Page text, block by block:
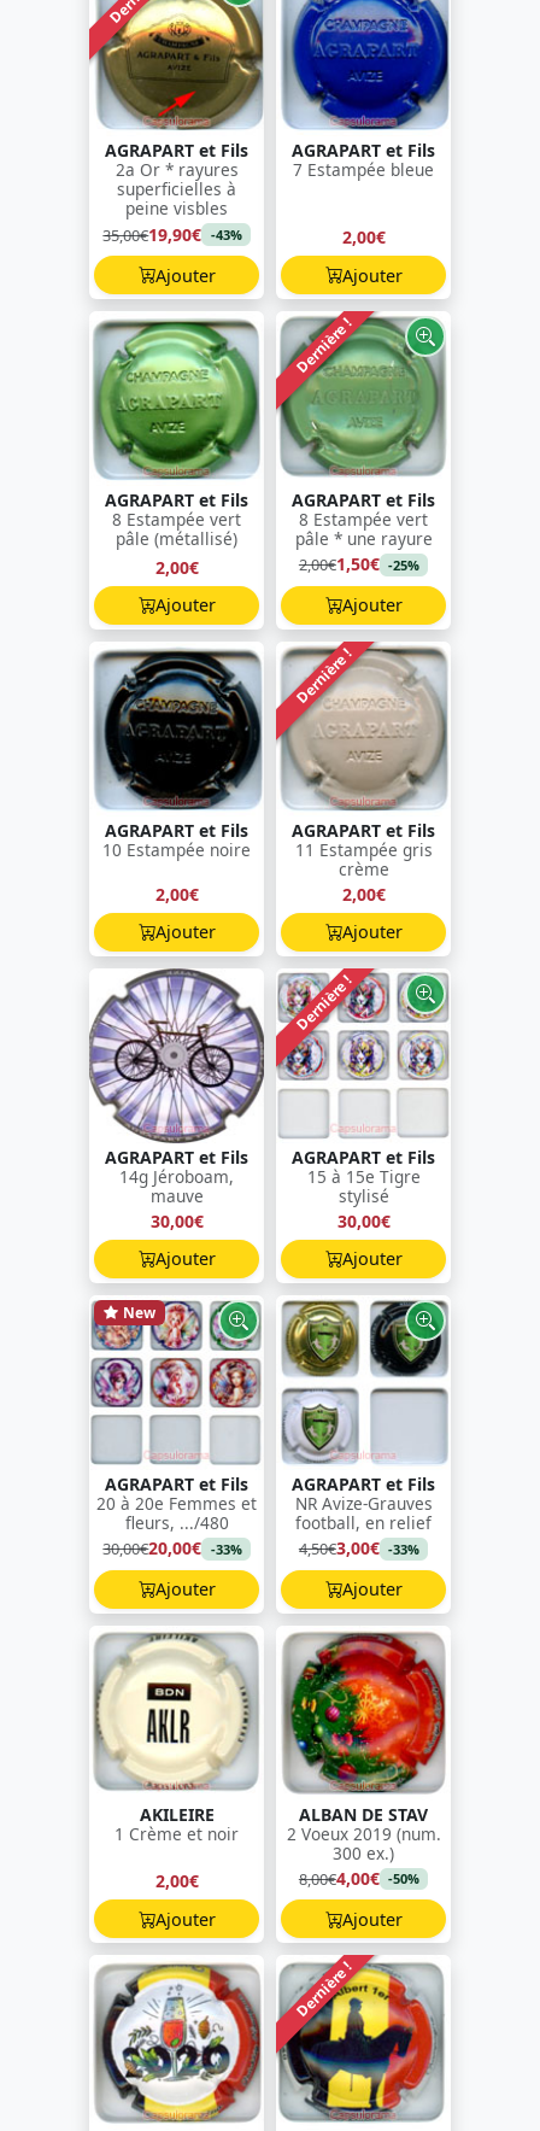
AGRAPART et Fils
2a Or * rayures
superficielles à
peine visbles
35,00€19,90€ -43%
Ajouter
AGRAPART et Fils
7 Estampée bleue
2,00€
Ajouter
AGRAPART et Fils
8 Estampée vert
pâle (métallisé)
2,00€
Ajouter
Dernière !
AGRAPART et Fils
8 Estampée vert
pâle * une rayure
2,00€1,50€ -25%
Ajouter
AGRAPART et Fils
10 Estampée noire
2,00€
Ajouter
Dernière !
AGRAPART et Fils
11 Estampée gris
crème
2,00€
Ajouter
AGRAPART et Fils
14g Jéroboam,
mauve
30,00€
Ajouter
Dernière !
AGRAPART et Fils
15 à 15e Tigre
stylisé
30,00€
Ajouter
New
AGRAPART et Fils
20 à 20e Femmes et
fleurs, .../480
30,00€20,00€ -33%
Ajouter
AGRAPART et Fils
NR Avize-Grauves
football, en relief
4,50€3,00€ -33%
Ajouter
AKILEIRE
1 Crème et noir
2,00€
Ajouter
ALBAN DE STAV
2 Voeux 2019 (num.
300 ex.)
8,00€4,00€ -50%
Ajouter
Dernière !